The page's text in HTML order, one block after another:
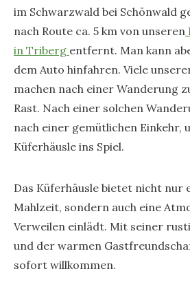
im Schwarzwald bei Schönwald
nach Route ca. 5 km von unseren
in Triberg entfernt. Man kann
dem Auto hinfahren. Viele
machen nach einer Wanderung
Rast. Nach einer solchen
nach einer gemütlichen Einkehr,
Küferhäusle ins Spiel.
Das Küferhäusle bietet nicht nur
Mahlzeit, sondern auch eine
Verweilen einlädt. Mit seiner
und der warmen
sofort willkommen.